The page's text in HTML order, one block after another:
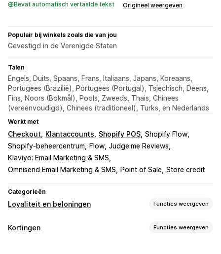
Bevat automatisch vertaalde tekst Origineel weergeven
Populair bij winkels zoals die van jou
Gevestigd in de Verenigde Staten
Talen
Engels, Duits, Spaans, Frans, Italiaans, Japans, Koreaans,
Portugees (Brazilië), Portugees (Portugal), Tsjechisch, Deens,
Fins, Noors (Bokmål), Pools, Zweeds, Thais, Chinees
(vereenvoudigd), Chinees (traditioneel), Turks, en Nederlands
Werkt met
Checkout Klantaccounts Shopify POS Shopify Flow
Shopify-beheercentrum
Flow Judge.me Reviews
Klaviyo: Email Marketing & SMS
Omnisend Email Marketing & SMS
Point of Sale Store credit
Categorieën
Loyaliteit en beloningen Functies weergeven
Soorten programma's
Kortingen Functies weergeven